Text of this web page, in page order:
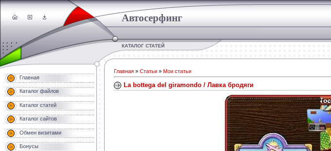
Автосерфинг
КАТАЛОГ СТАТЕЙ
Главная
Каталог файлов
Каталог статей
Каталог сайтов
Обмен визитами
Бонусы
Главная » Статьи » Мои статьи
La bottega del giramondo / Лавка бродяги